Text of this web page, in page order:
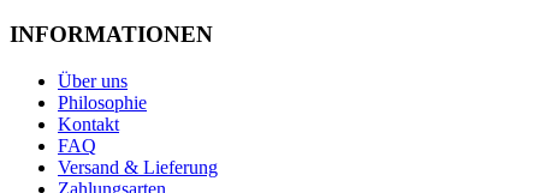
INFORMATIONEN
Über uns
Philosophie
Kontakt
FAQ
Versand & Lieferung
Zahlungsarten